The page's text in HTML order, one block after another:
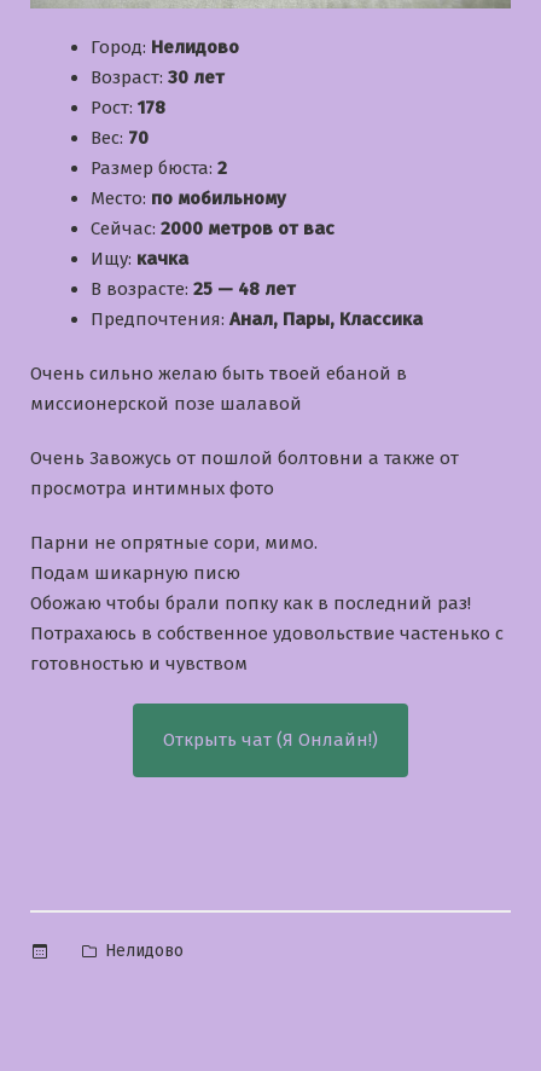
Город: Нелидово
Возраст: 30 лет
Рост: 178
Вес: 70
Размер бюста: 2
Место: по мобильному
Сейчас: 2000 метров от вас
Ищу: качка
В возрасте: 25 — 48 лет
Предпочтения: Анал, Пары, Классика
Очень сильно желаю быть твоей ебаной в
миссионерской позе шалавой
Очень Завожусь от пошлой болтовни а также от
просмотра интимных фото
Парни не опрятные сори, мимо.
Подам шикарную писю
Обожаю чтобы брали попку как в последний раз!
Потрахаюсь в собственное удовольствие частенько с
готовностью и чувством
Открыть чат (Я Онлайн!)
Опубликовано
Нелидово